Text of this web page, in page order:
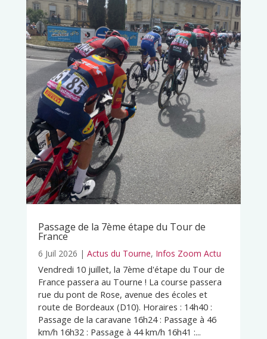
Passage de la 7ème étape du Tour de
France
6 Juil 2026 | Actus du Tourne, Infos Zoom Actu
Vendredi 10 juillet, la 7ème d'étape du Tour de
France passera au Tourne ! La course passera
rue du pont de Rose, avenue des écoles et
route de Bordeaux (D10). Horaires : 14h40 :
Passage de la caravane 16h24 : Passage à 46
km/h 16h32 : Passage à 44 km/h 16h41 :...